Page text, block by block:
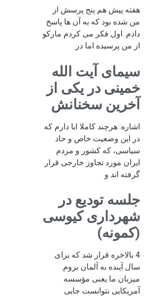
هفته پیش هم پنج پرسش از
من شده بود که به آن ها پاسخ
دادم. اول فکر می کردم مارکو
از من پرسیده اما در
سیمای آیت الله
خمینی در یکی از
آخرین سخنانش
اشاره: هرچند کاملا ابا دارم که
در این وضعیت خاص و حاد
سیاسی، که کشور و مردم
ایران مورد تجاوز خارجی قرار
گرفته اند و
جلسه تودیع در
شهرداری کیوسی
(کمونه)
4 بالاخره قرار شد که برای
سال آینده به آلمان بروم.
میزبان ما یعنی مؤسسه
آمریکایی نتوانست جایی